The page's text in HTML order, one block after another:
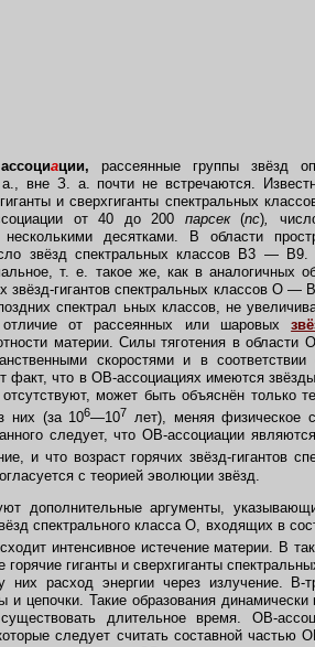
ации, рассеянные группы звёзд
вне З. а. почти не встречаются.
и сверхгиганты спектральных
от 40 до 200 парсек(nc),
несколькими десятками. В области
звёзд спектральных классов В3 —
т. е. такое же, как в аналогичных
звёзд-гигантов спектральных классов О
спектрал ьных классов, не
отличие от рассеянных или шаровых
материи. Силы тяготения в
скоростями и в
факт, что в ОВ-ассоциациях имеются
отсутствуют, может быть объяснён
них (за 106—107 лет), меняя физическое
следует, что ОВ-ассоциации
и что возраст горячих звёзд-
с теорией эволюции звёзд.
дополнительные аргументы,
спектрального класса О, входящих в
интенсивное истечение материи. В
горячие гиганты и сверхгиганты
них расход энергии через излучение. В-
и цепочки. Такие образования
длительное время. ОВ-
следует считать составной